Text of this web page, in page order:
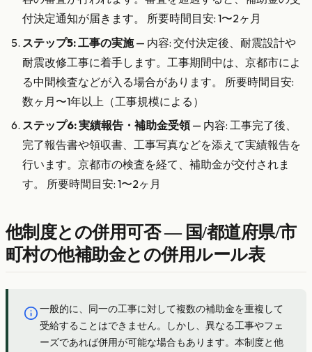
付決定通知が届きます。 所要時間目安: 1〜2ヶ月
ステップ5: 工事の実施— 内容: 交付決定後、耐震設計や
耐震改修工事に着手します。工事期間中は、京都市によ
る中間検査などが入る場合があります。 所要時間目安:
数ヶ月〜1年以上（工事規模による）
ステップ6: 実績報告・補助金受領— 内容: 工事完了後、
完了報告書や領収書、工事写真などを添えて実績報告を
行います。京都市の検査を経て、補助金が交付されま
す。 所要時間目安: 1〜2ヶ月
他制度との併用可否 — 国/都道府県/市
町村の他補助金との併用ルール表
一般的に、同一の工事に対して複数の補助金を重複して
受給することはできません。しかし、異なる工事やフェ
ーズであれば併用が可能な場合もあります。本制度と他